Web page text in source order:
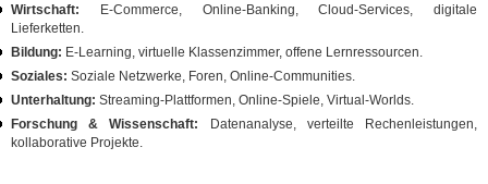
Wirtschaft: E‑Commerce, Online‑Banking, Cloud‑Services, digitale
Lieferketten.
Bildung: E‑Learning, virtuelle Klassenzimmer, offene Lernressourcen.
Soziales: Soziale Netzwerke, Foren, Online‑Communities.
Unterhaltung: Streaming‑Plattformen, Online‑Spiele, Virtual‑Worlds.
Forschung & Wissenschaft:
Datenanalyse, verteilte Rechenleistungen,
kollaborative Projekte.